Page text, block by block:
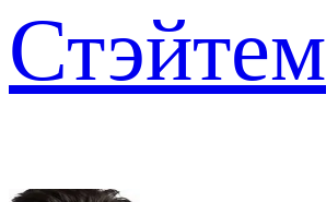
Стэйтем